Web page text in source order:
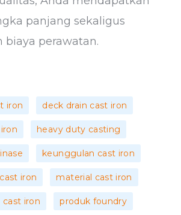
panjang sekaligus
biaya perawatan.
iron deck drain cast iron
heavy duty casting
keunggulan cast iron
iron material cast iron
cast iron produk foundry